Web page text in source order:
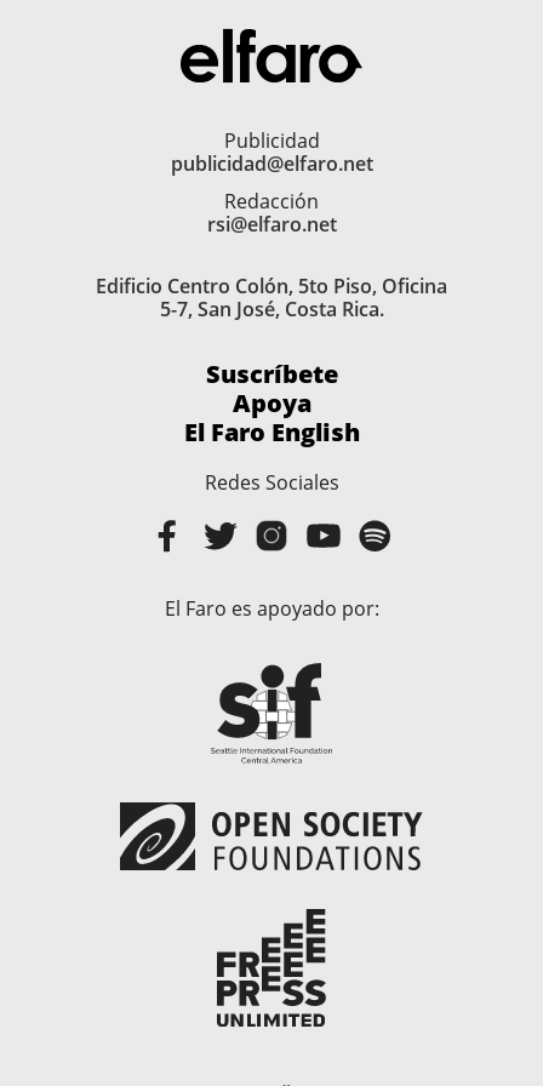
Publicidad
publicidad@elfaro.net
Redacción
rsi@elfaro.net
Edificio Centro Colón, 5to Piso, Oficina
5-7, San José, Costa Rica.
Suscríbete
Apoya
El Faro English
Redes Sociales
El Faro es apoyado por: